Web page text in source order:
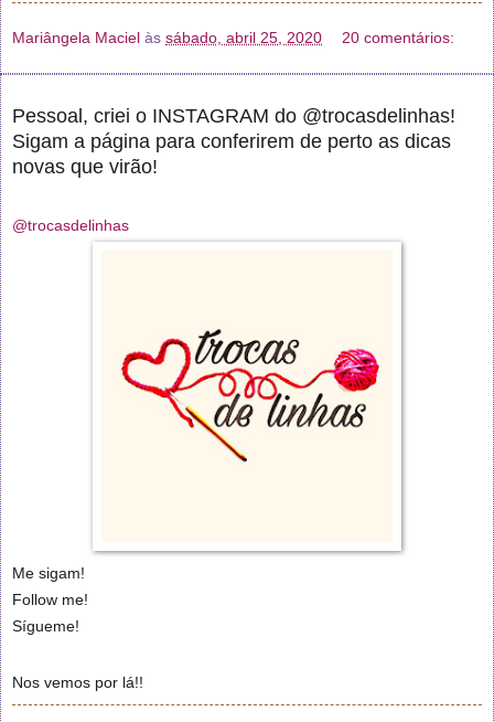
Mariângela Maciel às sábado, abril 25, 2020 20 comentários:
Pessoal, criei o INSTAGRAM do @trocasdelinhas!
Sigam a página para conferirem de perto as dicas
novas que virão!
@trocasdelinhas
Me sigam!
Follow me!
Sígueme!
Nos vemos por lá!!